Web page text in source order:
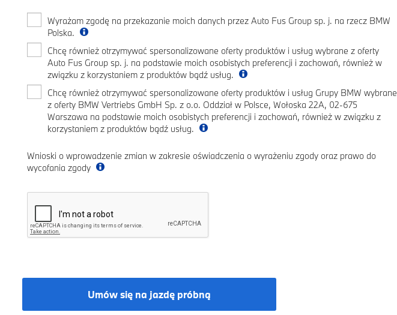
Wyrażam zgodę na przekazanie moich danych przez Auto Fus Group sp. j. na rzecz BMW
Polska.
Chcę również otrzymywać spersonalizowane oferty produktów i usług wybrane z oferty
Auto Fus Group sp. j. na podstawie moich osobistych preferencji i zachowań, również w
związku z korzystaniem z produktów bądź usług.
Chcę również otrzymywać spersonalizowane oferty produktów i usług Grupy BMW wybrane
z oferty BMW Vertriebs GmbH Sp. z o.o. Oddział w Polsce, Wołoska 22A, 02-675
Warszawa na podstawie moich osobistych preferencji i zachowań, również w związku z
korzystaniem z produktów bądź usług.
Wnioski o wprowadzenie zmian w zakresie oświadczenia o wyrażeniu zgody oraz prawo do
wycofania zgody
Umów się na jazdę próbną